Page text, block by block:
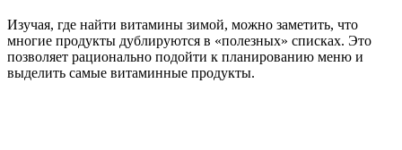
Изучая, где найти витамины зимой, можно заметить, что
многие продукты дублируются в «полезных» списках. Это
позволяет рационально подойти к планированию меню и
выделить самые витаминные продукты.